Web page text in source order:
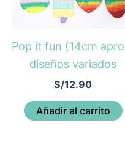
Pop it fun (14cm
diseños variados
S/12.90
Añadir al carrito